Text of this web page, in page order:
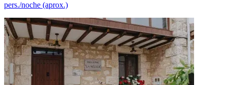
pers./noche (aprox.)